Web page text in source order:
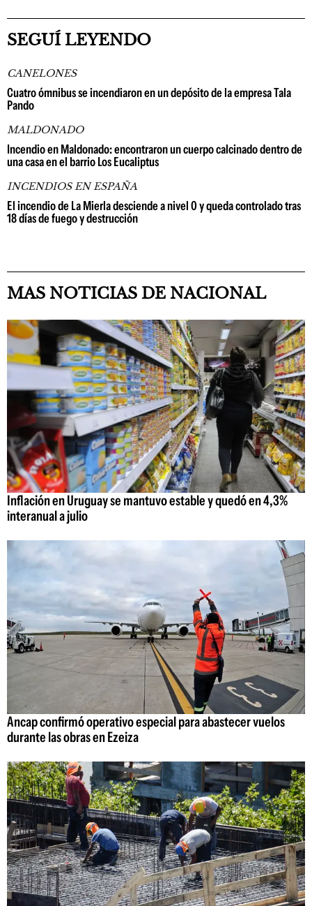
SEGUÍ LEYENDO
CANELONES
Cuatro ómnibus se incendiaron en un depósito de la empresa Tala
Pando
MALDONADO
Incendio en Maldonado: encontraron un cuerpo calcinado dentro de
una casa en el barrio Los Eucaliptus
INCENDIOS EN ESPAÑA
El incendio de La Mierla desciende a nivel 0 y queda controlado tras
18 días de fuego y destrucción
MAS NOTICIAS DE NACIONAL
Inflación en Uruguay se mantuvo estable y quedó en 4,3%
interanual a julio
Ancap confirmó operativo especial para abastecer vuelos
durante las obras en Ezeiza